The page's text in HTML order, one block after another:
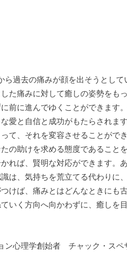
ら過去の痛みが顔を出そうとして
た痛みに対して癒しの姿勢をも
前に進んでゆくことができます
愛と自信と成功がもたらされま
て、それを変容させることがで
の助けを求める態度であること
れば、賢明な対応ができます。
は、気持ちを荒立てる代わりに
けば、痛みとはどんなときにも
いく方向へ向かわずに、癒しを
ン心理学創始者 チャック・スペ